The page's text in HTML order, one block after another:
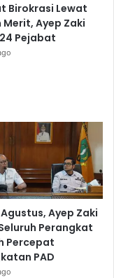
Birokrasi Lewat
Merit, Ayep Zaki
Pejabat
Ayep Zaki
Perangkat
Percepat
PAD